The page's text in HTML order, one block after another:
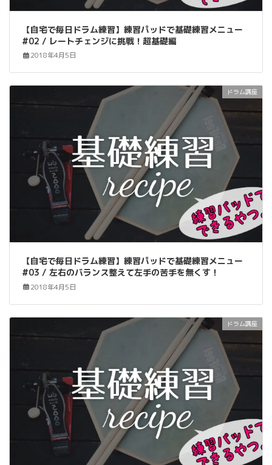
【自宅で毎日ドラム練習】練習パッドで基礎練習メニュー
#02 / レートチェンジに挑戦！超基礎編
2018年4月5日
ドラム講座
【自宅で毎日ドラム練習】練習パッドで基礎練習メニュー
#03 / 左右のバランス整えて左手の苦手を無くす！
2018年4月5日
ドラム講座